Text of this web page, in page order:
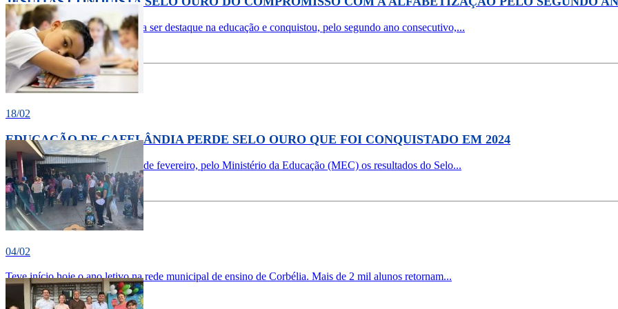
O município de Jesuítas voltou a ser destaque na educação e conquistou, pelo segundo ano consecutivo,...
Ver Mais
Comentários
18/02
EDUCAÇÃO DE CAFELÂNDIA PERDE SELO OURO QUE FOI CONQUISTADO EM 2024
Foi divulgado no início do mês de fevereiro, pelo Ministério da Educação (MEC) os resultados do Selo...
Ver Mais
Comentários
04/02
Teve início hoje o ano letivo na rede municipal de ensino de Corbélia. Mais de 2 mil alunos retornam...
Ver Mais